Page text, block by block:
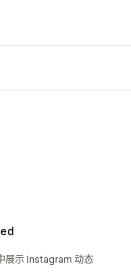
展示 Instagram 动态